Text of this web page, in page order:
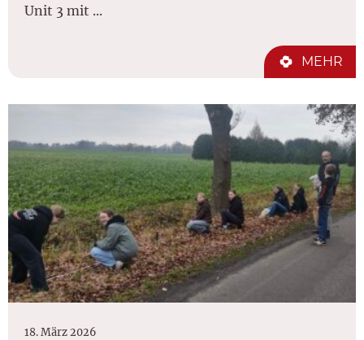
Unit 3 mit ...
MEHR
18. März 2026